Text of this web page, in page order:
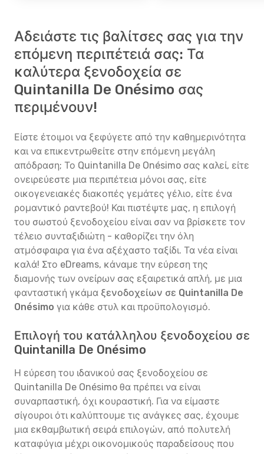
Αδειάστε τις βαλίτσες σας για την
επόμενη περιπέτειά σας: Τα
καλύτερα ξενοδοχεία σε
Quintanilla De Onésimo σας
περιμένουν!
Είστε έτοιμοι να ξεφύγετε από την καθημερινότητα
και να επικεντρωθείτε στην επόμενη μεγάλη
απόδραση; Το Quintanilla De Onésimo σας καλεί, είτε
ονειρεύεστε μια περιπέτεια μόνοι σας, είτε
οικογενειακές διακοπές γεμάτες γέλιο, είτε ένα
ρομαντικό ραντεβού! Και πιστέψτε μας, η επιλογή
του σωστού ξενοδοχείου είναι σαν να βρίσκετε τον
τέλειο συνταξιδιώτη - καθορίζει την όλη
ατμόσφαιρα για ένα αξέχαστο ταξίδι. Τα νέα είναι
καλά! Στο eDreams, κάναμε την εύρεση της
διαμονής των ονείρων σας εξαιρετικά απλή, με μια
φανταστική γκάμα ξενοδοχείων σε Quintanilla De
Onésimo για κάθε στυλ και προϋπολογισμό.
Επιλογή του κατάλληλου ξενοδοχείου σε
Quintanilla De Onésimo
Η εύρεση του ιδανικού σας ξενοδοχείου σε
Quintanilla De Onésimo θα πρέπει να είναι
συναρπαστική, όχι κουραστική. Για να είμαστε
σίγουροι ότι καλύπτουμε τις ανάγκες σας, έχουμε
μια εκθαμβωτική σειρά επιλογών, από πολυτελή
καταφύγια μέχρι οικονομικούς παραδείσους που